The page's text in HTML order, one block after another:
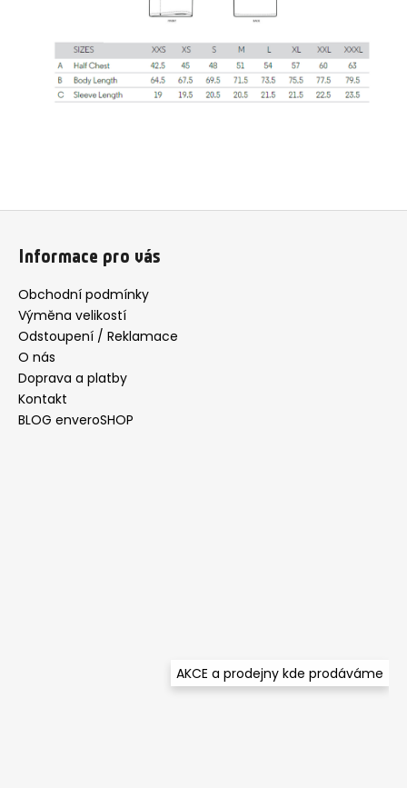
Informace pro vás
Obchodní podmínky
Výměna velikostí
Odstoupení / Reklamace
O nás
Doprava a platby
Kontakt
BLOG enveroSHOP
AKCE a prodejny kde prodáváme